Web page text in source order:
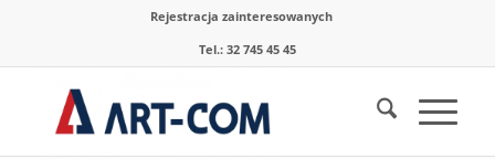
Rejestracja zainteresowanych
Tel.: 32 745 45 45